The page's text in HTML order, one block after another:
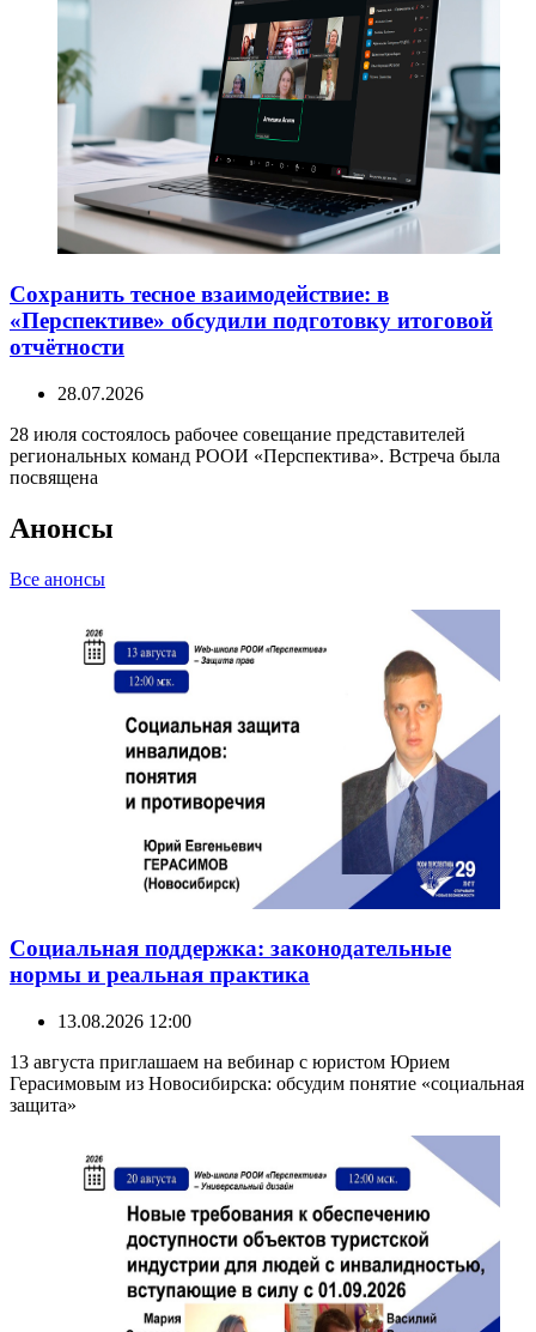
Сохранить тесное взаимодействие: в
«Перспективе» обсудили подготовку итоговой
отчётности
28.07.2026
28 июля состоялось рабочее совещание представителей
региональных команд РООИ «Перспектива». Встреча была
посвящена
Анонсы
Все анонсы
Социальная поддержка: законодательные
нормы и реальная практика
13.08.2026 12:00
13 августа приглашаем на вебинар с юристом Юрием
Герасимовым из Новосибирска: обсудим понятие «социальная
защита»